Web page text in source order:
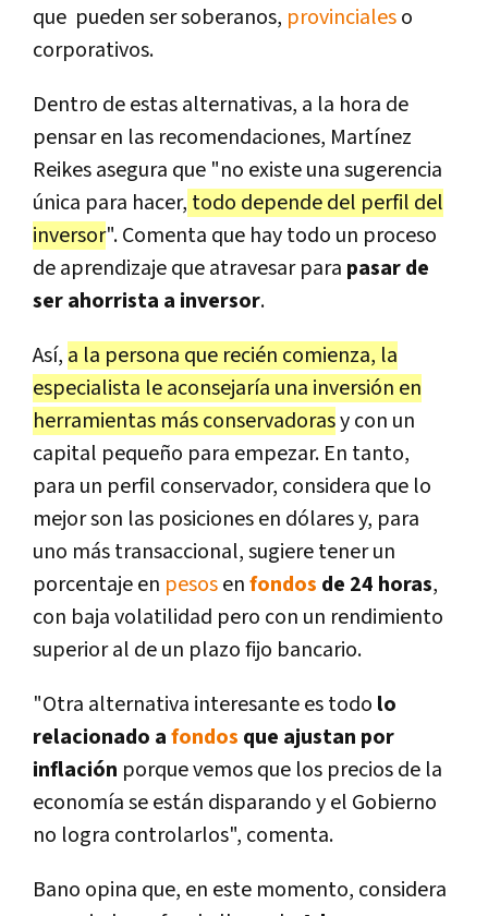
que pueden ser soberanos, provincialeso
corporativos.
Dentro de estas alternativas, a la hora de
pensar en las recomendaciones, Martínez
Reikes asegura que "no existe una sugerencia
única para hacer, todo depende del perfil del
inversor". Comenta que hay todo un proceso
de aprendizaje que atravesar para pasar de
ser ahorrista a inversor.
Así, a la persona que recién comienza, la
especialista le aconsejaría una inversión en
herramientas más conservadorasy con un
capital pequeño para empezar. En tanto,
para un perfil conservador, considera que lo
mejor son las posiciones en dólares y, para
uno más transaccional, sugiere tener un
porcentaje en pesosenfondos de 24 horas,
con baja volatilidad pero con un rendimiento
superior al de un plazo fijo bancario.
"Otra alternativa interesante es todo lo
relacionado afondos que ajustan por
inflación porque vemos que los precios de la
economía se están disparando y el Gobierno
no logra controlarlos", comenta.
Bano opina que, en este momento, considera